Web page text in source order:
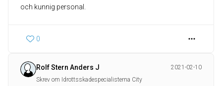
och kunnig personal.
0
Rolf Stern Anders J
2021-02-10
Skrev om Idrottsskadespecialisterna City